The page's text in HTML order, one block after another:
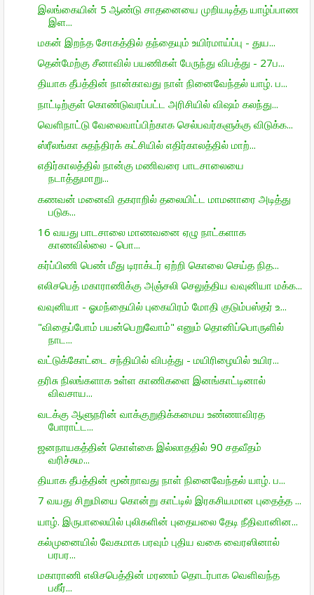
இலங்கையின் 5 ஆண்டு சாதனையை முறியடித்த யாழ்ப்பாண
இள...
மகன் இறந்த சோகத்தில் தந்தையும் உயிர்மாய்ப்பு - துய...
தென்மேற்கு சீனாவில் பயணிகள் பேருந்து விபத்து - 27ப...
தியாக தீபத்தின் நான்காவது நாள் நினைவேந்தல் யாழ். ப...
நாட்டிற்குள் கொண்டுவரப்பட்ட அரிசியில் விஷம் கலந்து...
வெளிநாட்டு வேலைவாப்பிற்காக செல்பவர்களுக்கு விடுக்க...
ஸ்ரீலங்கா சுதந்திரக் கட்சியில் எதிர்காலத்தில் மாற்...
எதிர்காலத்தில் நான்கு மணிவரை பாடசாலையை
நடாத்துமாறு...
கணவன் மனைவி தகராறில் தலையிட்ட மாமனாரை அடித்து
படுக...
16 வயது பாடசாலை மாணவனை ஏழு நாட்களாக
காணவில்லை - பொ...
கர்ப்பிணி பெண் மீது டிராக்டர் ஏற்றி கொலை செய்த நித...
எலிசபெத் மகாராணிக்கு அஞ்சலி செலுத்திய வவுனியா மக்க...
வவுனியா - ஓமந்தையில் புகையிரம் மோதி குடும்பஸ்தர் உ...
"விதைப்போம் பயன்பெறுவோம்" எனும் தொனிப்பொருளில்
நாட...
வட்டுக்கோட்டை சந்தியில் விபத்து - மயிரிழையில் உயிர...
தரிசு நிலங்களாக உள்ள காணிகளை இனங்காட்டினால்
விவசாய...
வடக்கு ஆளுநரின் வாக்குறுதிக்கமைய உண்ணாவிரத
போராட்ட...
ஜனநாயகத்தின் கொள்கை இல்லாததில் 90 சதவீதம்
வரிச்சும...
தியாக தீபத்தின் மூன்றாவது நாள் நினைவேந்தல் யாழ். ப...
7 வயது சிறுமியை கொன்று காட்டில் இரகசியமான புதைத்த ...
யாழ். இருபாலையில் புலிகளின் புதையலை தேடி நீதிவானின...
கல்முனையில் வேகமாக பரவும் புதிய வகை வைரஸினால்
பரபர...
மகாராணி எலிசபெத்தின் மரணம் தொடர்பாக வெளிவந்த
பகீர்...